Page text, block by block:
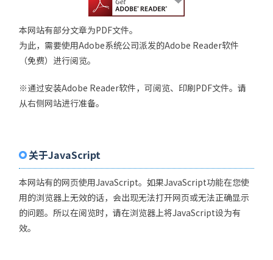
本网站有部分文章为PDF文件。
为此，需要使用Adobe系统公司派发的Adobe Reader软件
（免费）进行阅览。
※通过安装Adobe Reader软件，可阅览、印刷PDF文件。请
从右侧网站进行准备。
关于JavaScript
本网站有的网页使用JavaScript。如果JavaScript功能在您使
用的浏览器上无效的话，会出现无法打开网页或无法正确显示
的问题。所以在阅览时，请在浏览器上将JavaScript设为有
效。